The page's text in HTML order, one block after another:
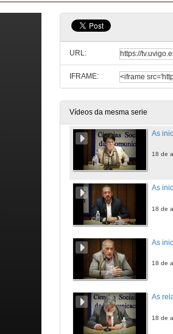
URL:
IFRAME:
Vídeos da mesma serie
18 de
18 de
18 de
18 de
18 de